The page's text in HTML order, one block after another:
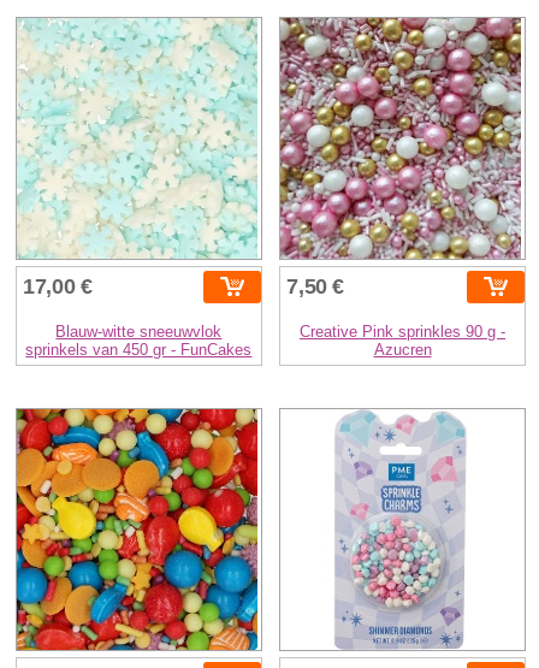
17,00 €
Blauw-witte sneeuwvlok
sprinkels van 450 gr - FunCakes
7,50 €
Creative Pink sprinkles 90 g -
Azucren